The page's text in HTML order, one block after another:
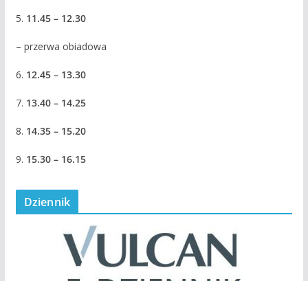
5. 11.45 – 12.30
– przerwa obiadowa
6. 12.45 – 13.30
7. 13.40 – 14.25
8. 14.35 – 15.20
9. 15.30 – 16.15
Dziennik